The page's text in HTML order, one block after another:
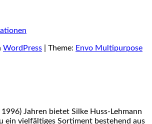
WordPress Theme: Envo Multipurpose
Jahren bietet Silke Huss-Lehmann
ein vielfältiges Sortiment bestehend aus